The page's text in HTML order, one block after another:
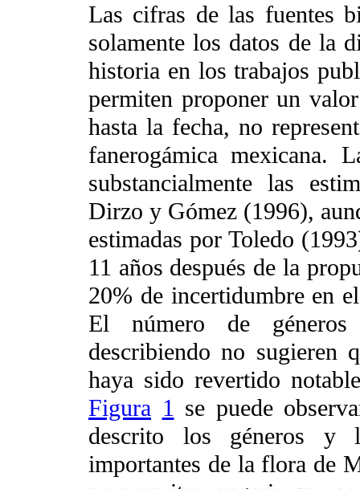
Las cifras de las fuentes
solamente los datos de la
historia en los trabajos
permiten proponer un
hasta la fecha, no
fanerogámica mexicana.
substancialmente las
Dirzo y Gómez (1996),
estimadas por Toledo
11 años después de la
20% de incertidumbre en
El número de
describiendo no sugieren
haya sido revertido
Figura 1 se puede
descrito los géneros y
importantes de la flora de